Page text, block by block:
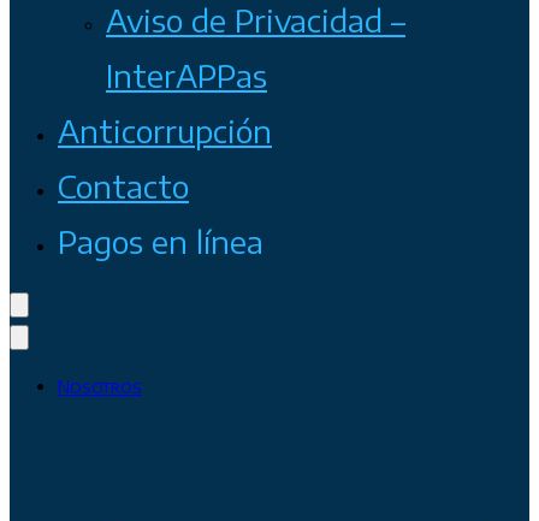
Aviso de Privacidad –
InterAPPas
Anticorrupción
Contacto
Pagos en línea
Nosotros